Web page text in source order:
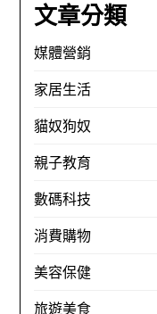
文章分類
媒體營銷
家居生活
貓奴狗奴
親子教育
數碼科技
消費購物
美容保健
旅遊美食